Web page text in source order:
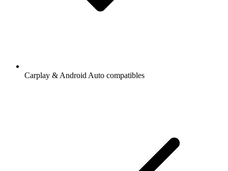
Carplay & Android Auto compatibles